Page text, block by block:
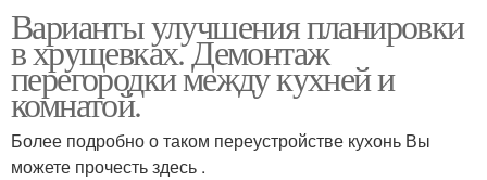
Варианты улучшения планировки
в хрущевках. Демонтаж
перегородки между кухней и
комнатой.
Более подробно о таком переустройстве кухонь Вы
можете прочесть здесь .